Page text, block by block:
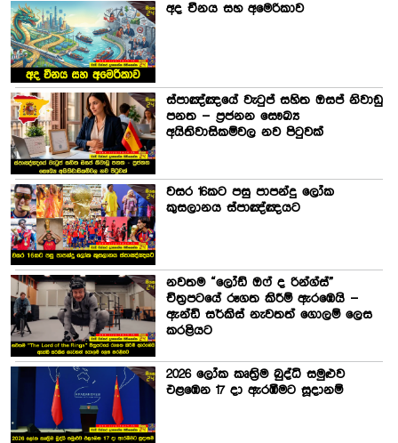
අද චීනය සහ අමෙරිකාව
ස්පාඤ්ඤයේ වැටුප් සහිත ඔසප් නිවාඩු
පනත – ප්‍රජනන සෞඛ්‍ය
අයිතිවාසිකම්වල නව පිටුවක්
වසර 16කට පසු පාපන්දු ලෝක
කුසලානය ස්පාඤ්ඤයට
නවතම “ලෝඩ් ඔෆ් ද රින්ග්ස්”
චිත්‍රපටයේ රූගත කිරීම් ඇරඹෙයි –
ඇන්ඩි සර්කිස් නැවතත් ගොලම් ලෙස
කරළියට
2026 ලෝක කෘත්‍රිම බුද්ධි සමුළුව
එළඹෙන 17 දා ඇරඹීමට සූදානම්